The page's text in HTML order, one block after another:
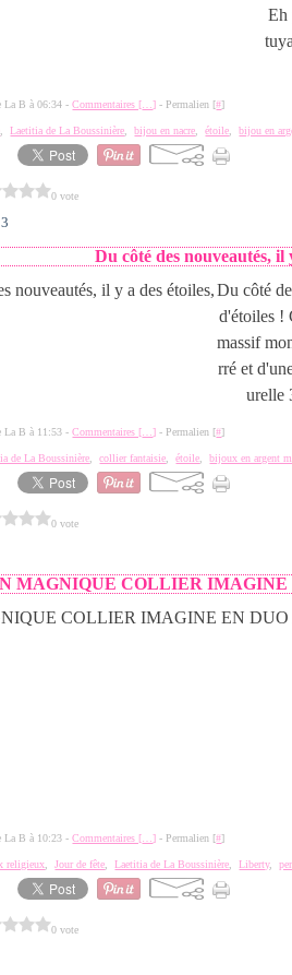
Eh
La B à 06:34 -Commentaires [ …] - Permalien [#]
,Laetitia de La Boussinière ,bijou en nacre ,étoile ,bijou en
0 vote
Du côté des nouveautés, il
Du côté
d'étoiles !
massif
rré et
urelle
La B à 11:53 -Commentaires [ …] - Permalien [#]
de La Boussinière ,collier fantaisie ,étoile ,bijoux en argent
0 vote
MAGNIQUE COLLIER IMAGINE
La B à 10:23 -Commentaires [ …] - Permalien [#]
religieux ,Jour de fête ,Laetitia de La Boussinière ,Liberty,
0 vote